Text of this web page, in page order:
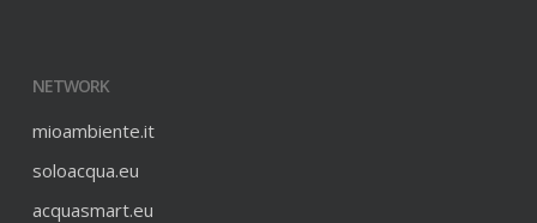
NETWORK
mioambiente.it
soloacqua.eu
acquasmart.eu